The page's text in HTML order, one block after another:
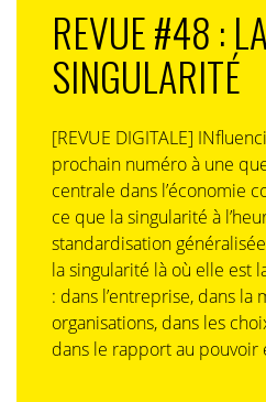
REVUE #48 : LA
SINGULARITÉ
[REVUE DIGITALE]
prochain numéro à une
centrale dans l’économie
ce que la singularité à
standardisation
la singularité là où elle est
: dans l’entreprise, dans la
organisations, dans les
dans le rapport au pouvoir